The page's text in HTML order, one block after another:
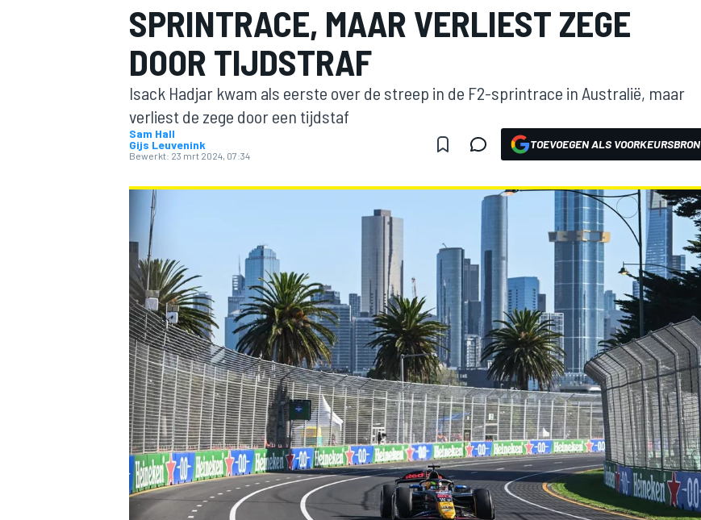
INDYCAR
SPRINTRACE, MAAR VERLIEST ZEGE
DOOR TIJDSTRAF
Isack Hadjar kwam als eerste over de streep in de F2-sprintrace in Australië, maar
verliest de zege door een tijdstaf
Sam Hall
Gijs Leuvenink
Bewerkt: 23 mrt 2024, 07:34
TOEVOEGEN ALS VOORKEURSBRON